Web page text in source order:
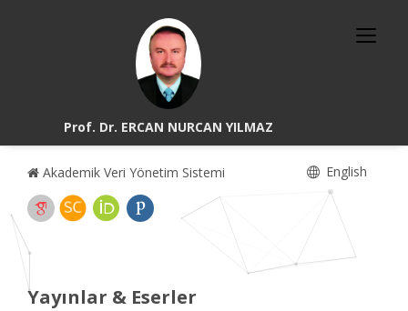
Prof. Dr. ERCAN NURCAN YILMAZ
Akademik Veri Yönetim Sistemi English
Yayınlar & Eserler